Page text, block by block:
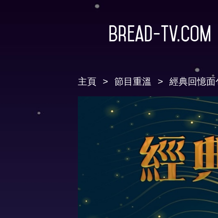
Bread-TV.com
主頁 節目重溫 經典回憶面